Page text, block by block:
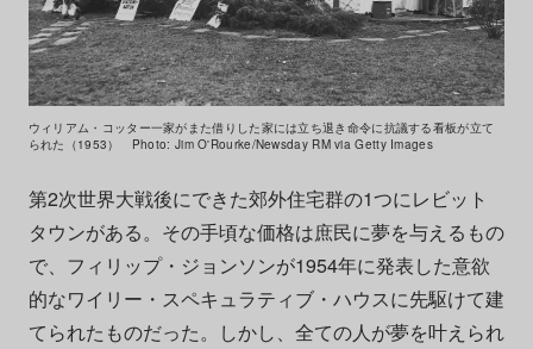
ウィリアム・コッター一家がまた借りした家には立ち退き命令に抗議する看板が立て
られた（1953） Photo: Jim O'Rourke/Newsday RM via Getty Images
第2次世界大戦後にできた郊外住宅群の1つにレビット
タウンがある。その手頃な価格は庶民に夢を与えるもの
で、フィリップ・ジョンソンが1954年に発表した意欲
的なワイリー・スペキュラティブ・ハウスに先駆けて建
てられたものだった。しかし、全ての人が夢を叶えられ